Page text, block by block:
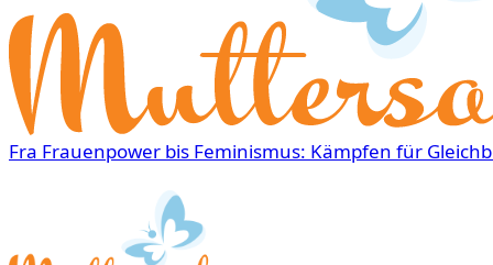
Fra Frauenpower bis Feminismus: Kämpfen für